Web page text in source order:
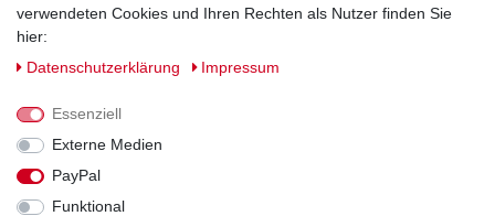
Barrierefreiheitserklärung
verwendeten Cookies und Ihren Rechten als Nutzer finden Sie
hier:
Daten­schutz­erklärung
Impressum
Essenziell
Externe Medien
PayPal
Funktional